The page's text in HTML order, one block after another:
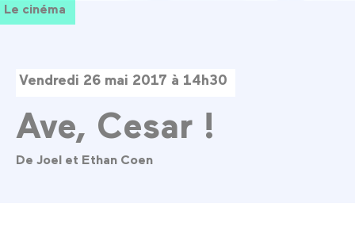
Le cinéma
Vendredi 26 mai 2017 à 14h30
Ave, Cesar !
De Joel et Ethan Coen